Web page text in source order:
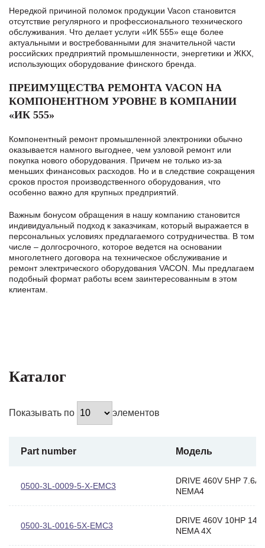
Нередкой причиной поломок продукции Vacon становится
отсутствие регулярного и профессионального технического
обслуживания. Что делает услуги «ИК 555» еще более
актуальными и востребованными для значительной части
российских предприятий промышленности, энергетики и ЖКХ,
использующих оборудование финского бренда.
ПРЕИМУЩЕСТВА РЕМОНТА VACON НА
КОМПОНЕНТНОМ УРОВНЕ В КОМПАНИИ
«ИК 555»
Компонентный ремонт промышленной электроники обычно
оказывается намного выгоднее, чем узловой ремонт или
покупка нового оборудования. Причем не только из-за
меньших финансовых расходов. Но и в следствие сокращения
сроков простоя производственного оборудования, что
особенно важно для крупных предприятий.
Важным бонусом обращения в нашу компанию становится
индивидуальный подход к заказчикам, который выражается в
персональных условиях предлагаемого сотрудничества. В том
числе – долгосрочного, которое ведется на основании
многолетнего договора на техническое обслуживание и
ремонт электрического оборудования VACON. Мы предлагаем
подобный формат работы всем заинтересованным в этом
клиентам.
Каталог
Показывать по элементов
Part number Модель
0500-3L-0009-5-X-EMC3
DRIVE 460V 5HP
NEMA4
0500-3L-0016-5X-EMC3
DRIVE 460V 10HP
NEMA 4X